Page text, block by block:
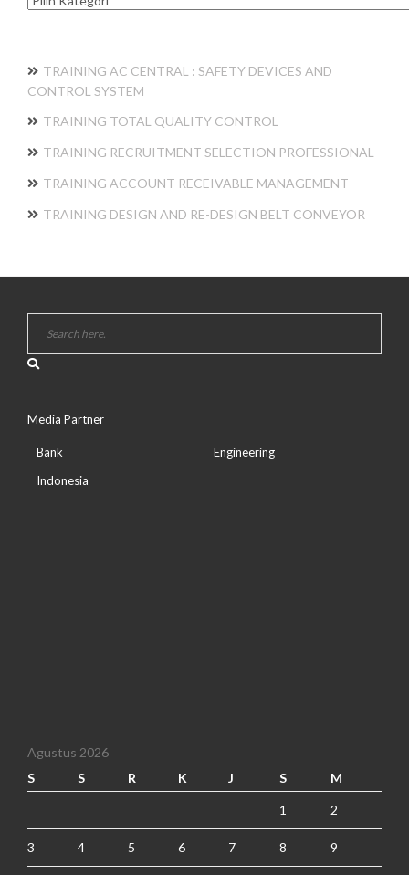
TRAINING AC CENTRAL : SAFETY DEVICES AND
CONTROL SYSTEM
TRAINING TOTAL QUALITY CONTROL
TRAINING RECRUITMENT SELECTION PROFESSIONAL
TRAINING ACCOUNT RECEIVABLE MANAGEMENT
TRAINING DESIGN AND RE-DESIGN BELT CONVEYOR
Media Partner
Bank
Indonesia
Engineering
Agustus 2026
S
S R K J S M
1 2
3 4 5 6 7 8 9